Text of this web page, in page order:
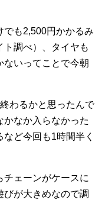
でも2,500円かかるみ
ト調べ）、タイヤも
ないってことで今朝
わるかと思ったんで
なか入らなかった
ど今回も1時間半く
チェーンがケースに
びが大きめなので調